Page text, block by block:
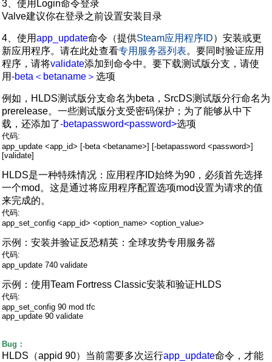
3、使用Login命令登录
Valve建议你在登录之前设置安装目录
4、使用app_update命令（提供Steam应用程序ID）安装或更
新应用程序。请在此处查看专用服务器列表。要同时验证应用
程序，请将validate添加到命令中。要下载测试版分支，请使
用-beta＜betaname＞ 选项
例如，HLDS测试版分支命名为beta，SrcDS测试版分行命名为
prerelease。一些测试版分支受密码保护；为了能够从中下
载，还添加了-betapassword<password>选项
代码:
app_update <app_id> [-beta <betaname>] [-betapassword <password>]
[validate]
HLDS是一种特殊情况：应用程序ID始终为90，必须首先选择
一个mod。这是通过将应用程序配置选项mod设置为请求的值
来完成的。
代码:
app_set_config <app_id> <option_name> <option_value>
示例：安装并验证反恐精英：全球攻势专用服务器
代码:
app_update 740 validate
示例：使用Team Fortress Classic安装和验证HLDS
代码:
app_set_config 90 mod tfc
app_update 90 validate
Bug：
HLDS（appid 90）当前需要多次运行app_update命令，才能